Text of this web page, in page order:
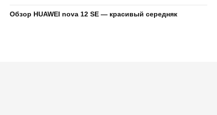
Обзор HUAWEI nova 12 SE — красивый середняк